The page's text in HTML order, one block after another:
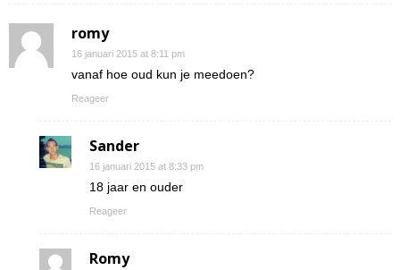
romy
16 januari 2015 at 8:11 pm
vanaf hoe oud kun je meedoen?
Reageer
Sander
16 januari 2015 at 8:33 pm
18 jaar en ouder
Reageer
Romy